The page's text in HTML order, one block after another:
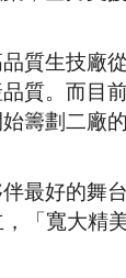
質生技廠
質。而目
籌劃二廠的
最好的舞
「寬大精